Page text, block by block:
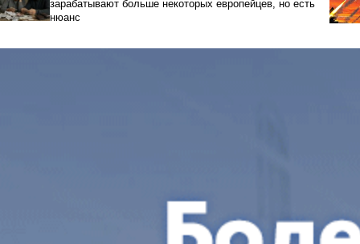
зарабатывают больше некоторых европейцев, но есть
нюанс